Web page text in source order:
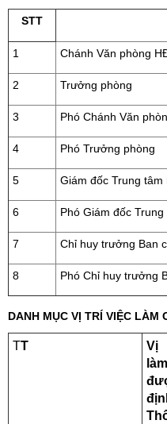
STT
1 Chánh Văn phòng
2 Trưởng phòng
3 Phó Chánh Văn
4 Phó Trưởng phòng
5 Giám đốc Trung
6 Phó Giám đốc
7 Chỉ huy trưởng Ban
8 Phó Chỉ huy trưởng
DANH MỤC VỊ TRÍ VIỆC LÀM
TT
Vị